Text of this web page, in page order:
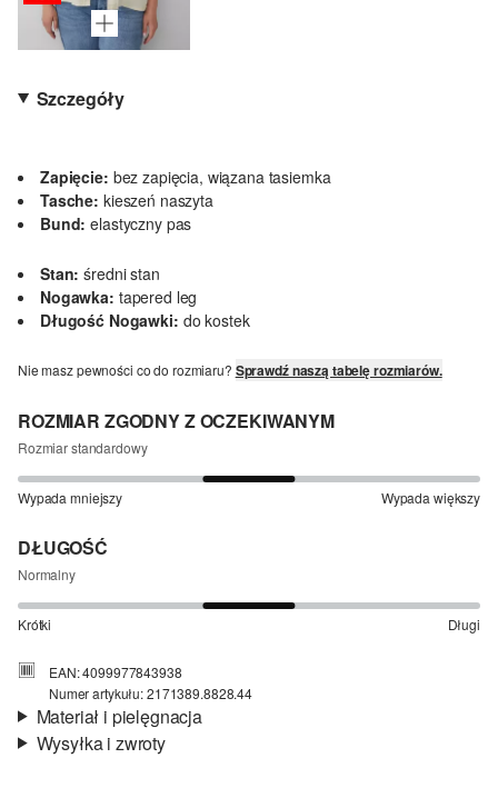
Szczegóły
Zapięcie: bez zapięcia, wiązana tasiemka
Tasche: kieszeń naszyta
Bund: elastyczny pas
Stan: średni stan
Nogawka: tapered leg
Długość Nogawki: do kostek
Nie masz pewności co do rozmiaru? Sprawdź naszą tabelę rozmiarów.
ROZMIAR ZGODNY Z OCZEKIWANYM
Rozmiar standardowy
Wypada mniejszy Wypada większy
DŁUGOŚĆ
Normalny
Krótki Długi
EAN: 4099977843938
Numer artykułu: 2171389.8828.44
Materiał i pielęgnacja
Wysyłka i zwroty